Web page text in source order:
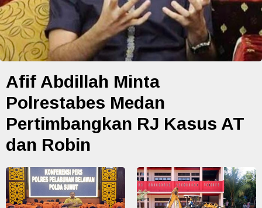
Afif Abdillah Minta
Polrestabes Medan
Pertimbangkan RJ Kasus AT
dan Robin